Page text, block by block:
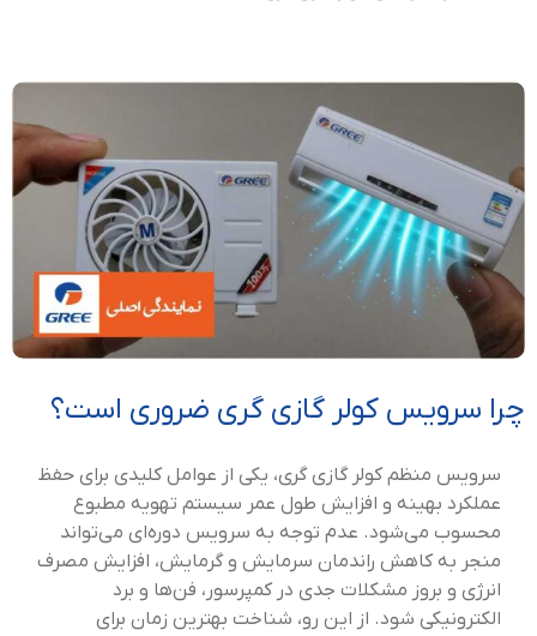
چرا سرویس کولر گازی گری ضروری است؟
سرویس منظم کولر گازی گری، یکی از عوامل کلیدی برای حفظ
عملکرد بهینه و افزایش طول عمر سیستم تهویه مطبوع
محسوب می‌شود. عدم توجه به سرویس دوره‌ای می‌تواند
منجر به کاهش راندمان سرمایش و گرمایش، افزایش مصرف
انرژی و بروز مشکلات جدی در کمپرسور، فن‌ها و برد
الکترونیکی شود. از این رو، شناخت بهترین زمان برای